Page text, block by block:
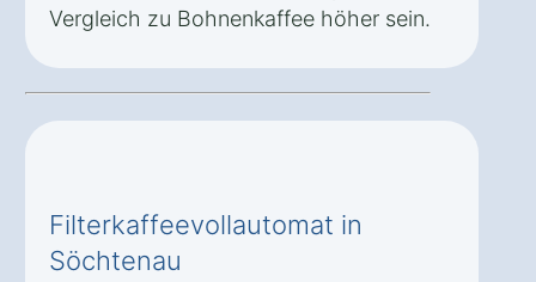
Vergleich zu Bohnenkaffee höher sein.
Filterkaffeevollautomat in
Söchtenau